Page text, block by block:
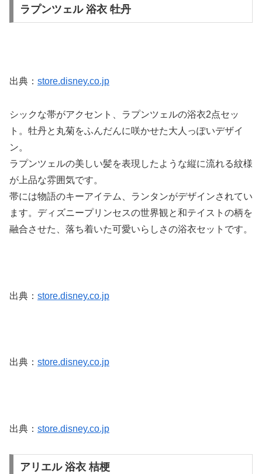
ラプンツェル 浴衣 牡丹
出典： store.disney.co.jp
シックな帯がアクセント、ラプンツェルの浴衣2点セッ
ト。牡丹と丸菊をふんだんに咲かせた大人っぽいデザイ
ン。
ラプンツェルの美しい髪を表現したような縦に流れる紋様
が上品な雰囲気です。
帯には物語のキーアイテム、ランタンがデザインされてい
ます。ディズニープリンセスの世界観と和テイストの柄を
融合させた、落ち着いた可愛いらしさの浴衣セットです。
出典： store.disney.co.jp
出典： store.disney.co.jp
出典： store.disney.co.jp
アリエル 浴衣 桔梗